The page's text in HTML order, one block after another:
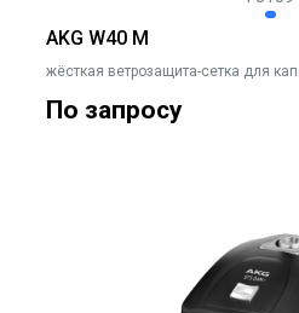
AKG W40 M
жёсткая ветрозащита-сетка для
По запросу